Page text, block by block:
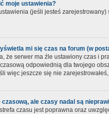
moje ustawienia?
(jeśli jesteś
mi się czas na forum (w
że serwer ma źle ustawiony czas i
odpowiednią dla twojego
więc jeszcze się nie
czasową, ale czasy nadal są
czasu jest poprawna oraz